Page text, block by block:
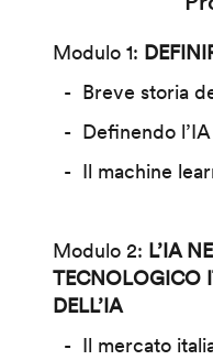
Modulo 1:
Breve storia
Definendo l’IA
Il machine
Modulo 2: L’IA
TECNOLOGICO
DELL’IA
Il mercato